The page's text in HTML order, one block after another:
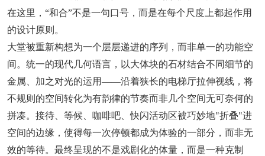
在这里，“和合”不是一句口号，而是在每个尺度上都起作用
的设计原则。
大堂被重新构想为一个层层递进的序列，而非单一的功能空
间。统一的现代几何语言，以大体块的石材结合不同细节的
金属、加之对光的运用——沿着狭长的电梯厅拉伸视线，将
不规则的空间转化为有韵律的节奏而非几个空间无可奈何的
拼凑。接待、等候、咖啡吧、快闪活动区被巧妙地"折叠"进
空间的边缘，使得每一次停顿都成为体验的一部分，而非无
效的等待。最终呈现的不是戏剧化的体量，而是一种克制